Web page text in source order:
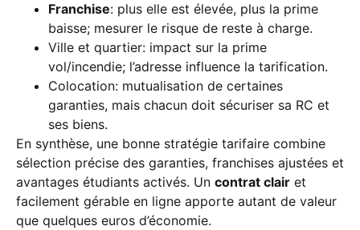
Franchise: plus elle est élevée, plus la prime
baisse; mesurer le risque de reste à charge.
Ville et quartier: impact sur la prime
vol/incendie; l’adresse influence la tarification.
Colocation: mutualisation de certaines
garanties, mais chacun doit sécuriser sa RC et
ses biens.
En synthèse, une bonne stratégie tarifaire combine
sélection précise des garanties, franchises ajustées et
avantages étudiants activés. Un contrat clair et
facilement gérable en ligne apporte autant de valeur
que quelques euros d’économie.